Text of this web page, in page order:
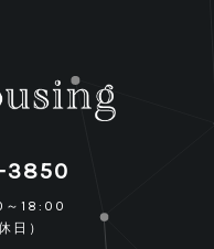
3850
～18:00
日）